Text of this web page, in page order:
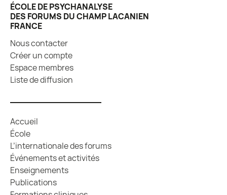
ÉCOLE DE PSYCHANALYSE
DES FORUMS DU CHAMP LACANIEN
FRANCE
Nous contacter
Créer un compte
Espace membres
Liste de diffusion
Accueil
École
L’internationale des forums
Événements et activités
Enseignements
Publications